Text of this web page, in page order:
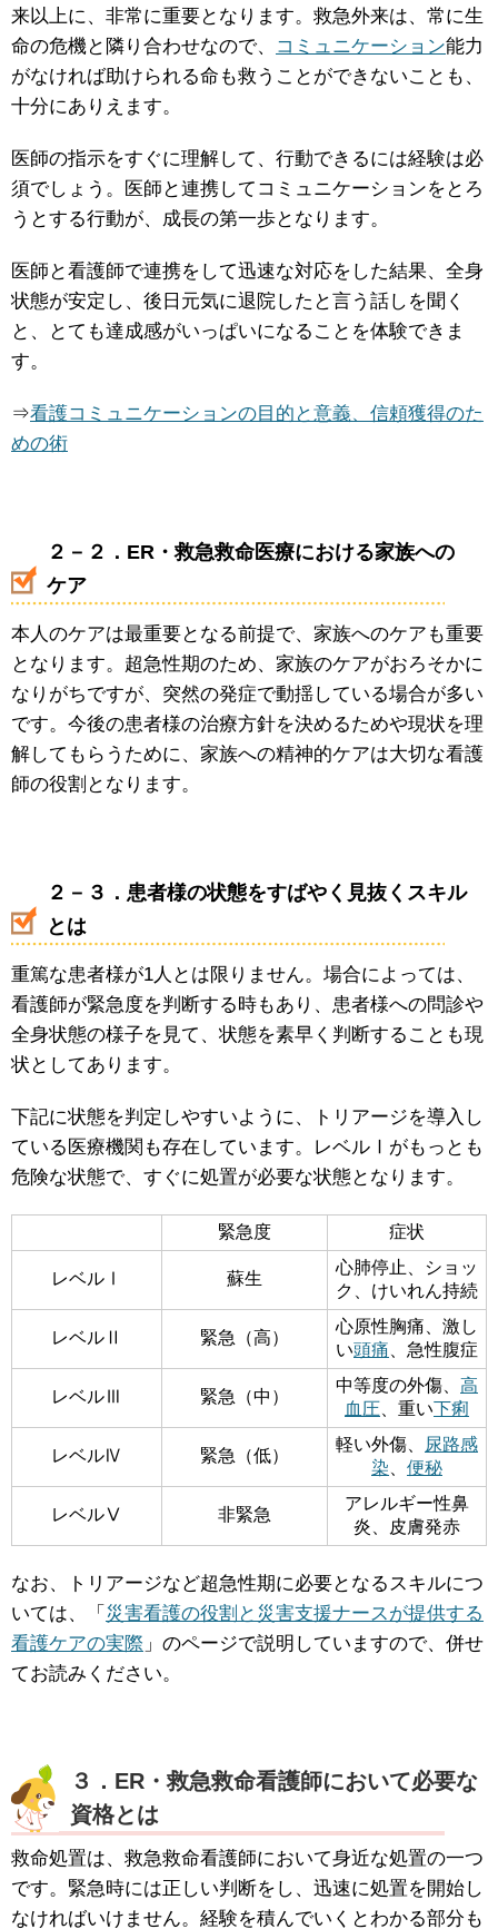
来以上に、非常に重要となります。救急外来は、常に生
命の危機と隣り合わせなので、
コミュニケーション能力
がなければ助けられる命も救うことができないことも、
十分にありえます。
医師の指示をすぐに理解して、行動できるには経験は必
須でしょう。医師と連携してコミュニケーションをとろ
うとする行動が、成長の第一歩となります。
医師と看護師で連携をして迅速な対応をした結果、全身
状態が安定し、後日元気に退院したと言う話しを聞く
と、とても達成感がいっぱいになることを体験できま
す。
⇒看護コミュニケーションの目的と意義、信頼獲得のた
めの術
２－２．ER・救急救命医療における家族への
ケア
本人のケアは最重要となる前提で、家族へのケアも重要
となります。超急性期のため、家族のケアがおろそかに
なりがちですが、突然の発症で動揺している場合が多い
です。今後の患者様の治療方針を決めるためや現状を理
解してもらうために、家族への精神的ケアは大切な看護
師の役割となります。
２－３．患者様の状態をすばやく見抜くスキル
とは
重篤な患者様が1人とは限りません。場合によっては、
看護師が緊急度を判断する時もあり、患者様への問診や
全身状態の様子を見て、状態を素早く判断することも現
状としてあります。
下記に状態を判定しやすいように、トリアージを導入し
ている医療機関も存在しています。レベルⅠがもっとも
危険な状態で、すぐに処置が必要な状態となります。
緊急度 症状
レベルⅠ 蘇生
心肺停止、ショッ
ク、けいれん持続
レベルⅡ 緊急（高）
心原性胸痛、激し
い頭痛 、急性腹症
レベルⅢ 緊急（中）
中等度の外傷、 高
血圧 、重い下痢
レベルⅣ 緊急（低）
軽い外傷、
尿路感
染
便秘
レベルⅤ 非緊急
アレルギー性鼻
炎、皮膚発赤
なお、トリアージなど超急性期に必要となるスキルにつ
いては、「 災害看護の役割と災害支援ナースが提供する
看護ケアの実際 」のページで説明していますので、併せ
てお読みください。
３．ER・救急救命看護師において必要な
資格とは
救命処置は、救急救命看護師において身近な処置の一つ
です。緊急時には正しい判断をし、迅速に処置を開始し
なければいけません。経験を積んでいくとわかる部分も